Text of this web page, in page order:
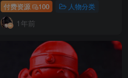
付费资源 100 人物分类
1年前